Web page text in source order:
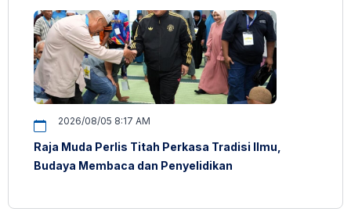
2026/08/05 8:17 AM
Raja Muda Perlis Titah Perkasa Tradisi Ilmu,
Budaya Membaca dan Penyelidikan